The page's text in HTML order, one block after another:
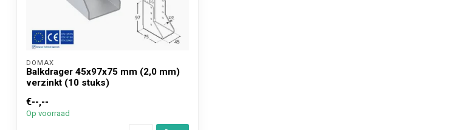
DOMAX
Balkdrager 45x97x75 mm (2,0 mm)
verzinkt (10 stuks)
€--,--
Op voorraad